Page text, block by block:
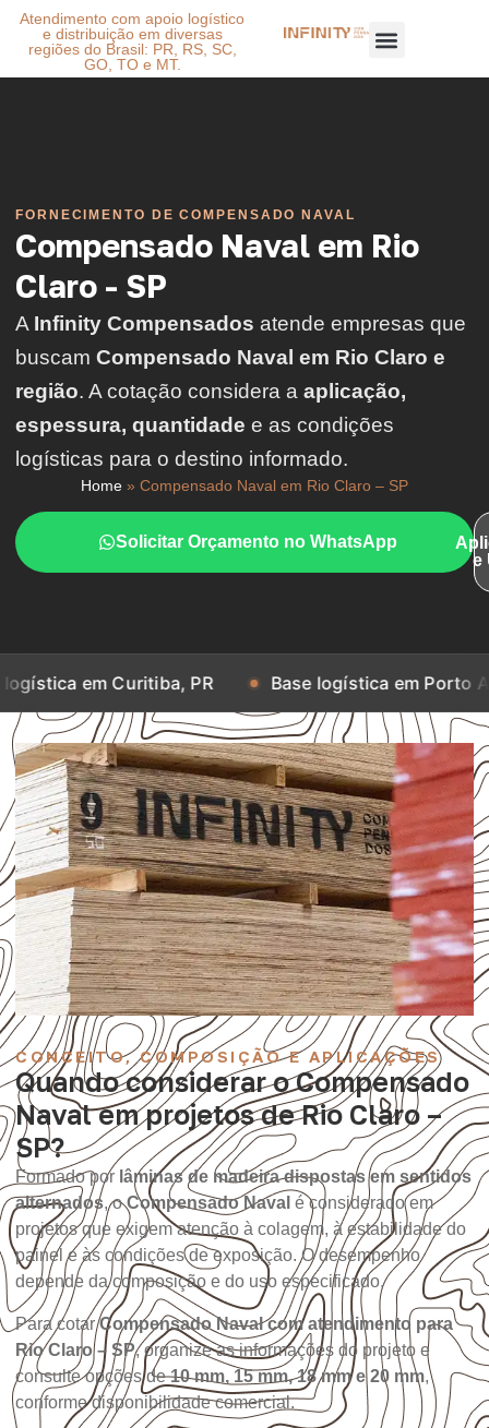
Atendimento com apoio logístico
e distribuição em diversas
regiões do Brasil: PR, RS, SC,
GO, TO e MT.
FORNECIMENTO DE COMPENSADO NAVAL
Compensado Naval em Rio
Claro - SP
A Infinity Compensados atende empresas que
buscam Compensado Naval em Rio Claro e
região. A cotação considera a aplicação,
espessura, quantidade e as condições
logísticas para o destino informado.
Home » Compensado Naval em Rio Claro – SP
Solicitar Orçamento no WhatsApp
e
Curitiba, PR Base logística em Porto Alegre, RS
CONCEITO, COMPOSIÇÃO E APLICAÇÕES
Quando considerar o Compensado
Naval em projetos de Rio Claro –
SP?
Formado por lâminas de madeira dispostas em sentidos
alternados, oCompensado Naval é considerado em
projetos que exigem atenção à colagem, à estabilidade do
painel e às condições de exposição. O desempenho
depende da composição e do uso especificado.
Para cotarCompensado Naval com atendimento para
Rio Claro – SP, organize as informações do projeto e
consulte opções de10 mm, 15 mm, 18 mm e 20 mm,
conforme disponibilidade comercial.